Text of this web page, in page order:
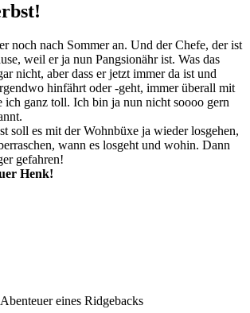
noch nach Sommer an. Und der Chefe, der ist
weil er ja nun Pangsionähr ist. Was das
nicht, aber dass er jetzt immer da ist und
hinfährt oder -geht, immer überall mit
ich ganz toll. Ich bin ja nun nicht soooo gern
soll es mit der Wohnbüxe ja wieder losgehen,
wann es losgeht und wohin. Dann
gefahren!
Henk!
eines Ridgebacks